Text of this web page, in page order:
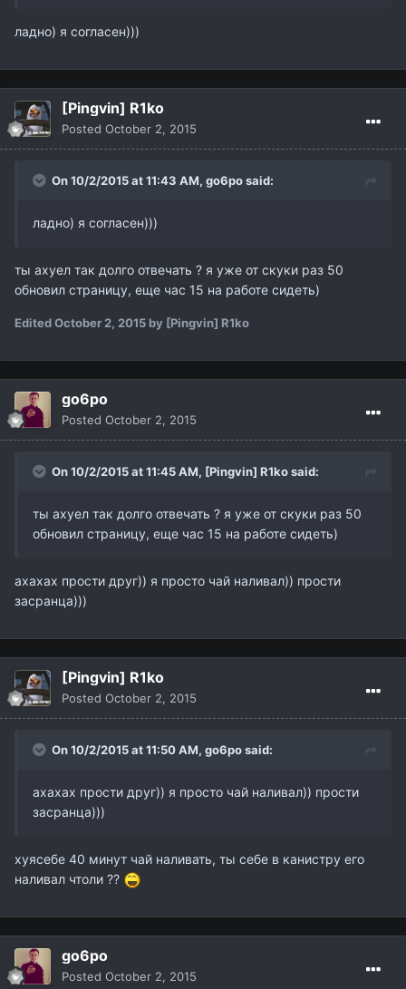
ладно) я согласен)))
[Pingvin] R1ko
Posted October 2, 2015
On 10/2/2015 at 11:43 AM, go6posaid:
ладно) я согласен)))
ты ахуел так долго отвечать ? я уже от скуки раз 50
обновил страницу, еще час 15 на работе сидеть)
EditedOctober 2, 2015 by [Pingvin] R1ko
go6po
Posted October 2, 2015
On 10/2/2015 at 11:45 AM, [Pingvin] R1kosaid:
ты ахуел так долго отвечать ? я уже от скуки раз 50
обновил страницу, еще час 15 на работе сидеть)
ахахах прости друг)) я просто чай наливал)) прости
засранца)))
[Pingvin] R1ko
Posted October 2, 2015
On 10/2/2015 at 11:50 AM, go6posaid:
ахахах прости друг)) я просто чай наливал)) прости
засранца)))
хуясебе 40 минут чай наливать, ты себе в канистру его
наливал чтоли ??
go6po
Posted October 2, 2015